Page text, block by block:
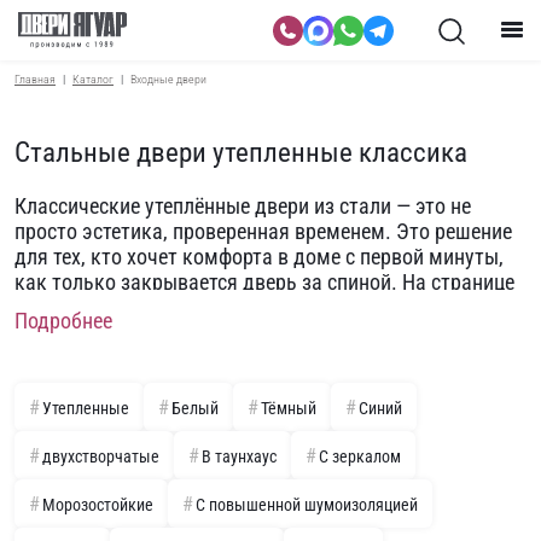
Главная Каталог Входные двери
Стальные двери утепленные классика
Классические утеплённые двери из стали — это не
просто эстетика, проверенная временем. Это решение
для тех, кто хочет комфорта в доме с первой минуты,
как только закрывается дверь за спиной. На странице
представлены модели с усиленной теплоизоляцией,
которые справляются со сквозняками, холодом и
для входных групп в загородных домах.
Такие двери всегда многослойные. В основе — прочное
стальное полотно, а внутренняя часть сформирована с
учётом теплотехнических характеристик: используются
базальтовые утеплители, минеральная вата,
Подробнее
Утепленные Белый Тёмный Синий
двухстворчатые В таунхаус С зеркалом
Морозостойкие С повышенной шумоизоляцией